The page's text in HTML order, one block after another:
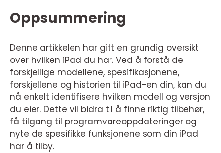
Oppsummering
Denne artikkelen har gitt en grundig oversikt
over hvilken iPad du har. Ved å forstå de
forskjellige modellene, spesifikasjonene,
forskjellene og historien til iPad-en din, kan du
nå enkelt identifisere hvilken modell og versjon
du eier. Dette vil bidra til å finne riktig tilbehør,
få tilgang til programvareoppdateringer og
nyte de spesifikke funksjonene som din iPad
har å tilby.